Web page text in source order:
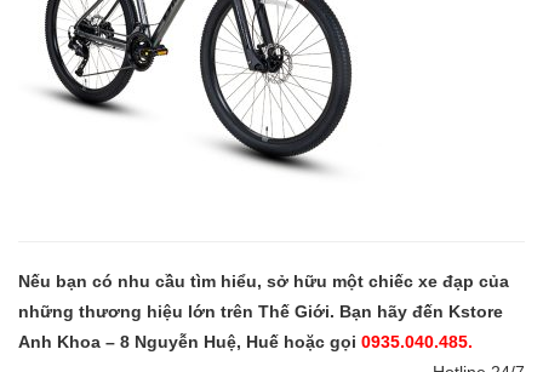
Nếu bạn có nhu cầu tìm hiểu, sở hữu một chiếc xe đạp của
những thương hiệu lớn trên Thế Giới. Bạn hãy đến Kstore
Anh Khoa – 8 Nguyễn Huệ, Huế hoặc gọi 0935.040.485.